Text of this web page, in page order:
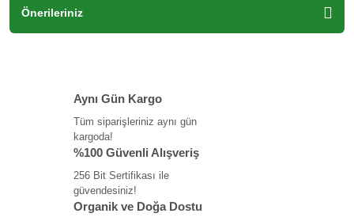
Önerileriniz
Aynı Gün Kargo
Tüm siparişleriniz aynı gün
kargoda!
%100 Güvenli Alışveriş
256 Bit Sertifikası ile
güvendesiniz!
Organik ve Doğa Dostu